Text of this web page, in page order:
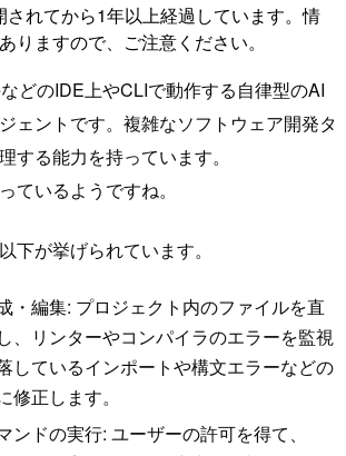
されてから1年以上経過しています。情
りますので、ご注意ください。
どのIDE上やCLIで動作する自律型のAI
ェントです。複雑なソフトウェア開発タ
する能力を持っています。
ているようですね。
下が挙げられています。
・編集: プロジェクト内のファイルを直
、リンターやコンパイラのエラーを監視
しているインポートや構文エラーなどの
修正します。
ンドの実行: ユーザーの許可を得て、